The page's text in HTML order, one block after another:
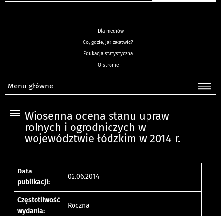
Dla mediów
Co, gdzie, jak załatwić?
Edukacja statystyczna
O stronie
Menu główne
Wiosenna ocena stanu upraw
rolnych i ogrodniczych w
województwie łódzkim w 2014 r.
Data
publikacji:
02.06.2014
Częstotliwość
wydania:
Roczna